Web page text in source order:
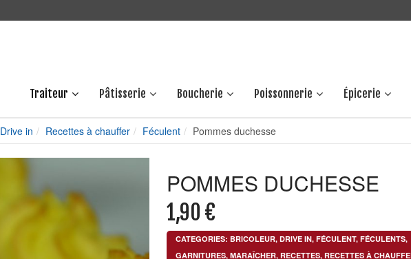
Traiteur Pâtisserie Boucherie Poissonnerie Épicerie
Drive in Recettes à chauffer Féculent Pommes duchesse
POMMES DUCHESSE
1,90 €
CATEGORIES: BRICOLEUR, DRIVE IN, FÉCULENT, FÉCULENTS,
GARNITURES, MARAÎCHER, RECETTES, RECETTES À